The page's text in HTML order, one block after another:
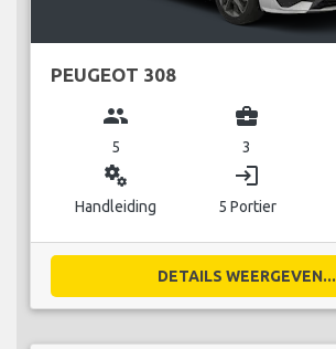
PEUGEOT 308
group
5
business_center
3
miscellaneous_services
Handleiding
login
5 Portier
DETAILS WEERGEVEN...